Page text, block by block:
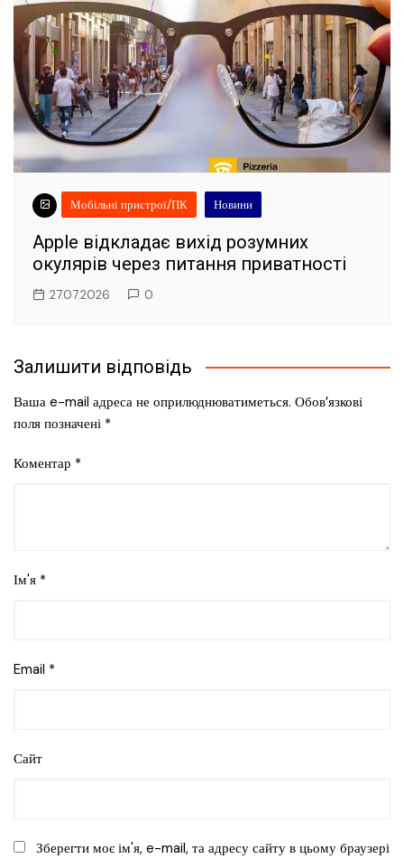
Мобільні пристрої/ПК Новини
Apple відкладає вихід розумних
окулярів через питання приватності
27.07.2026 0
Залишити відповідь
Ваша e-mail адреса не оприлюднюватиметься. Обов’язкові
поля позначені *
Коментар *
Ім'я *
Email *
Сайт
Зберегти моє ім'я, e-mail, та адресу сайту в цьому браузері